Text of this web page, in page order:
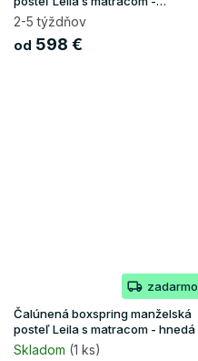
béžová
2-5 týždňov
od 598 €
zadarmo
Čalúnená boxspring manželská
posteľ Leila s matracom - hnedá
Skladom (1 ks)